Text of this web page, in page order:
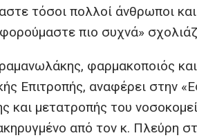
τόσοι πολλοί άνθρωποι
πιο συχνά»
φαρμακοποιός
Επιτροπής, αναφέρει στην
και μετατροπής του
από τον κ. Πλεύρη